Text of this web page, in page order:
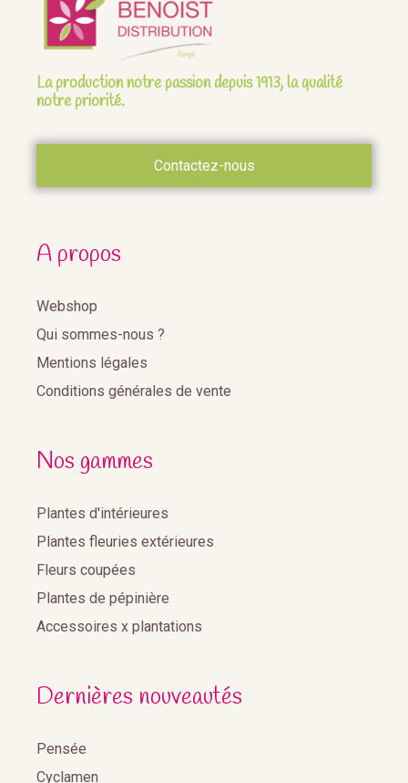
La production notre passion depuis 1913, la qualité
notre priorité.
Contactez-nous
A propos
Webshop
Qui sommes-nous ?
Mentions légales
Conditions générales de vente
Nos gammes
Plantes d'intérieures
Plantes fleuries extérieures
Fleurs coupées
Plantes de pépinière
Accessoires x plantations
Dernières nouveautés
Pensée
Cyclamen